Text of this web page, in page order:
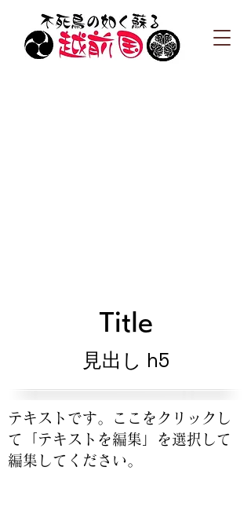
Title
見出し h5
テキストです。ここをクリックし
て「テキストを編集」を選択して
編集してください。